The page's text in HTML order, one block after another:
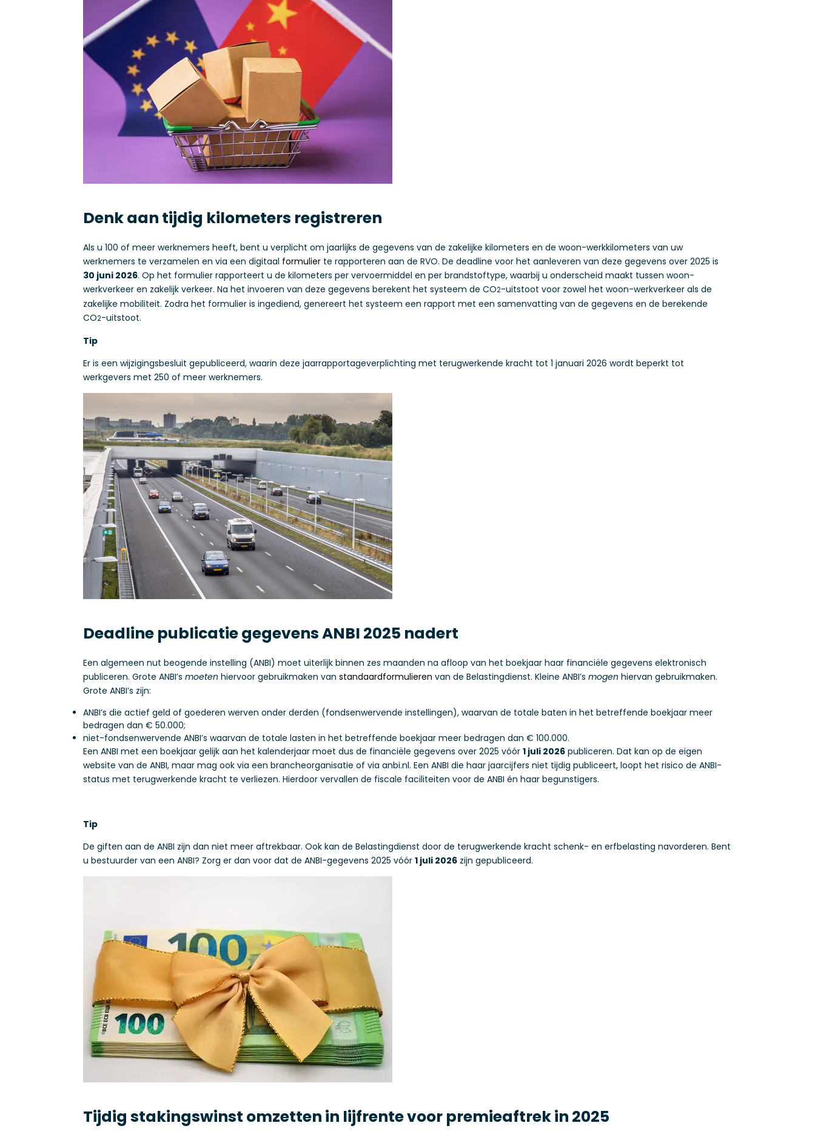
Denk aan tijdig kilometers registreren
Als u 100 of meer werknemers heeft, bent u verplicht om jaarlijks de gegevens van de zakelijke kilometers en de woon-werkkilometers van uw
werknemers te verzamelen en via een digitaal formulier te rapporteren aan de RVO. De deadline voor het aanleveren van deze gegevens over 2025 is
30 juni 2026. Op het formulier rapporteert u de kilometers per vervoermiddel en per brandstoftype, waarbij u onderscheid maakt tussen woon-
werkverkeer en zakelijk verkeer. Na het invoeren van deze gegevens berekent het systeem de CO2-uitstoot voor zowel het woon-werkverkeer als de
zakelijke mobiliteit. Zodra het formulier is ingediend, genereert het systeem een rapport met een samenvatting van de gegevens en de berekende
CO2-uitstoot.
Tip
Er is een wijzigingsbesluit gepubliceerd, waarin deze jaarrapportageverplichting met terugwerkende kracht tot 1 januari 2026 wordt beperkt tot
werkgevers met 250 of meer werknemers.
Deadline publicatie gegevens ANBI 2025 nadert
Een algemeen nut beogende instelling (ANBI) moet uiterlijk binnen zes maanden na afloop van het boekjaar haar financiële gegevens elektronisch
publiceren. Grote ANBI’s moeten hiervoor gebruikmaken van standaardformulieren van de Belastingdienst. Kleine ANBI’s mogen hiervan gebruikmaken.
Grote ANBI’s zijn:
ANBI’s die actief geld of goederen werven onder derden (fondsenwervende instellingen), waarvan de totale baten in het betreffende boekjaar meer
bedragen dan € 50.000;
niet-fondsenwervende ANBI’s waarvan de totale lasten in het betreffende boekjaar meer bedragen dan € 100.000.
Een ANBI met een boekjaar gelijk aan het kalenderjaar moet dus de financiële gegevens over 2025 vóór 1 juli 2026 publiceren. Dat kan op de eigen
website van de ANBI, maar mag ook via een brancheorganisatie of via anbi.nl. Een ANBI die haar jaarcijfers niet tijdig publiceert, loopt het risico de ANBI-
status met terugwerkende kracht te verliezen. Hierdoor vervallen de fiscale faciliteiten voor de ANBI én haar begunstigers.
Tip
De giften aan de ANBI zijn dan niet meer aftrekbaar. Ook kan de Belastingdienst door de terugwerkende kracht schenk- en erfbelasting navorderen. Bent
u bestuurder van een ANBI? Zorg er dan voor dat de ANBI-gegevens 2025 vóór 1 juli 2026 zijn gepubliceerd.
Tijdig stakingswinst omzetten in lijfrente voor premieaftrek in 2025